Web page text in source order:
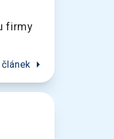
firmy
arrow_right